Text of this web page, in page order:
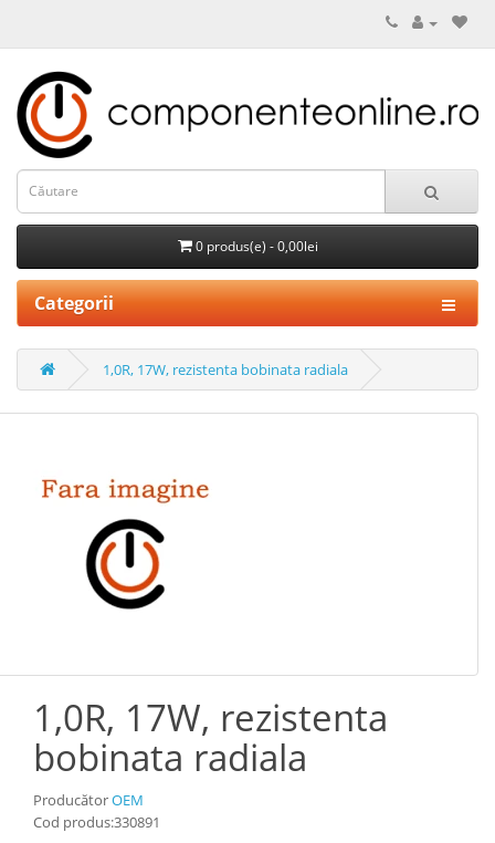
0 produs(e) - 0,00lei
Categorii
1,0R, 17W, rezistenta bobinata radiala
1,0R, 17W, rezistenta
bobinata radiala
ProducătorOEM
Cod produs:330891